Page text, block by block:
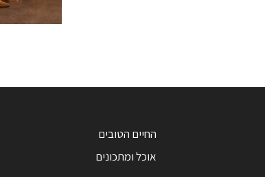
החיים הטובים
אוכל ומתכונים